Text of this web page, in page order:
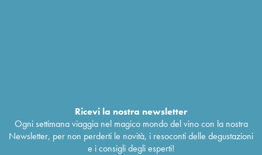
Ricevi la nostra newsletter
Ogni settimana viaggia nel magico mondo del vino con la nostra
Newsletter, per non perderti le novità, i resoconti delle degustazioni
e i consigli degli esperti!